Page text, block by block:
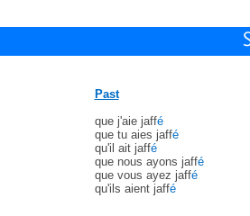
Past
que j'aie jaffé
que tu aies jaffé
qu'il ait jaffé
que nous ayons jaffé
que vous ayez jaffé
qu'ils aient jaffé